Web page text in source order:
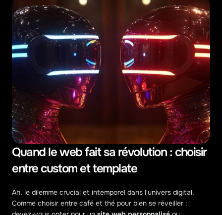
Quand le web fait sa révolution : choisir
entre custom et template
Ah, le dilemme crucial et intemporel dans l'univers digital.
Comme choisir entre café et thé pour bien se réveiller :